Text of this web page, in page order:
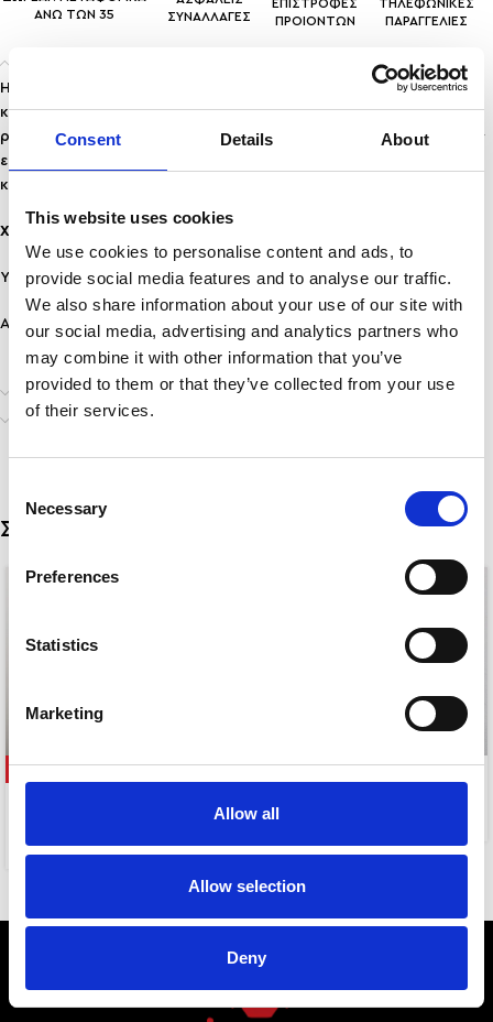
Consent Details About
This website uses cookies
We use cookies to personalise content and ads, to
provide social media features and to analyse our traffic.
We also share information about your use of our site with
our social media, advertising and analytics partners who
may combine it with other information that you’ve
provided to them or that they’ve collected from your use
of their services.
Selection
Necessary
Preferences
Statistics
Marketing
Allow all
Allow selection
Deny
ΑΝΩ ΤΩΝ 35
ΣΥΝΑΛΛΑΓEΣ
ΕΠΙΣΤΡΟΦΕΣ
ΠΡΟΙΟΝΤΩΝ
ΤΗΛΕΦΩΝΙΚΕΣ
ΠΑΡΑΓΓΕΛΙΕΣ
Η σταγόνα αγκαλιάζει έναν διαυγή, λαμπερό κρύσταλλο στο
κέντρο, δημιουργώντας ένα φίνο αποτέλεσμα που συνδυάζει
ρομαντισμό και glam. Ένα κόσμημα ιδανικό για νύφες, επίσημες
εμφανίσεις ή κάθε στιγμή που θέλεις να εκπέμπεις διακριτική
κομψότητα.
Χαρακτηριστικά:
Υλικό: Χαλκός
Ανθεκτικότητα: Προσοχή σε νερό και άρωμα!
Επιπλέον πληροφορίες
Αποστολή & Παράδοση
Σχετικά προϊόντα
-63%
8,00€ 3,00€
8,00